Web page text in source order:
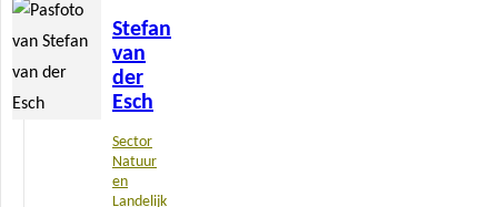
Stefan
van
der
Esch
Sector
Natuur
en
Landelijk
meer